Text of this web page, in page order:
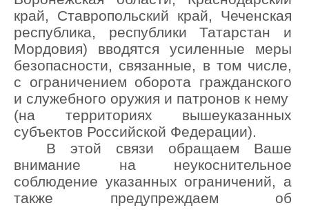
край, Ставропольский край, Чеченская
республика, республики Татарстан и
Мордовия) вводятся усиленные меры
безопасности, связанные, в том числе,
с ограничением оборота гражданского
и служебного оружия и патронов к нему
(на территориях вышеуказанных
субъектов Российской Федерации).
В этой связи обращаем Ваше
внимание на неукоснительное
соблюдение указанных ограничений, а
также предупреждаем об